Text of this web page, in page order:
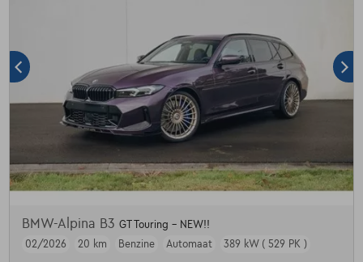
BMW-Alpina B3 GT Touring - NEW!!
02/2026
20 km Benzine Automaat 389 kW ( 529 PK )